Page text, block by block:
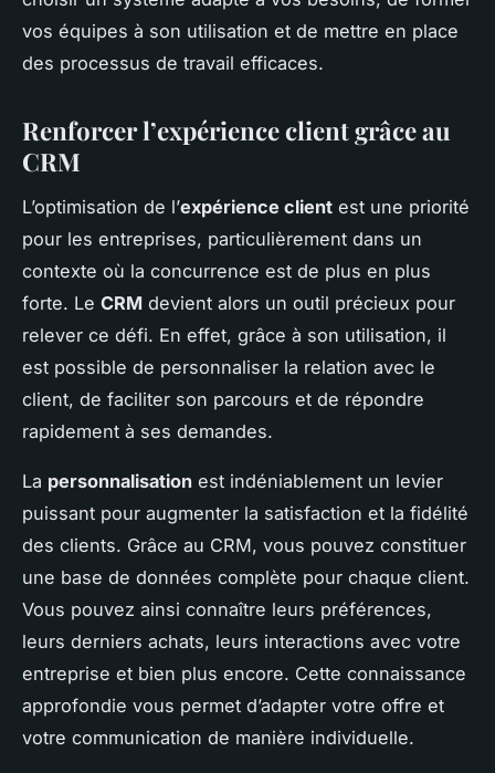
vos équipes à son utilisation et de mettre en place
des processus de travail efficaces.
Renforcer l’expérience client grâce au
CRM
L’optimisation de l’expérience client est une priorité
pour les entreprises, particulièrement dans un
contexte où la concurrence est de plus en plus
forte. Le CRM devient alors un outil précieux pour
relever ce défi. En effet, grâce à son utilisation, il
est possible de personnaliser la relation avec le
client, de faciliter son parcours et de répondre
rapidement à ses demandes.
La personnalisation est indéniablement un levier
puissant pour augmenter la satisfaction et la fidélité
des clients. Grâce au CRM, vous pouvez constituer
une base de données complète pour chaque client.
Vous pouvez ainsi connaître leurs préférences,
leurs derniers achats, leurs interactions avec votre
entreprise et bien plus encore. Cette connaissance
approfondie vous permet d’adapter votre offre et
votre communication de manière individuelle.